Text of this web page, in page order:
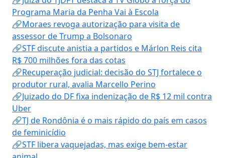
Programa Maria da Penha Vai à Escola
🔗Moraes revoga autorização para visita de
assessor de Trump a Bolsonaro
🔗STF discute anistia a partidos e Márlon Reis cita
R$ 700 milhões fora das cotas
🔗Recuperação judicial: decisão do STJ fortalece o
produtor rural, avalia Marcello Perino
🔗Juizado do DF fixa indenização de R$ 12 mil contra
Uber
🔗TJ de Rondônia é o mais rápido do país em casos
de feminicídio
🔗STF libera vaquejadas, mas exige bem-estar